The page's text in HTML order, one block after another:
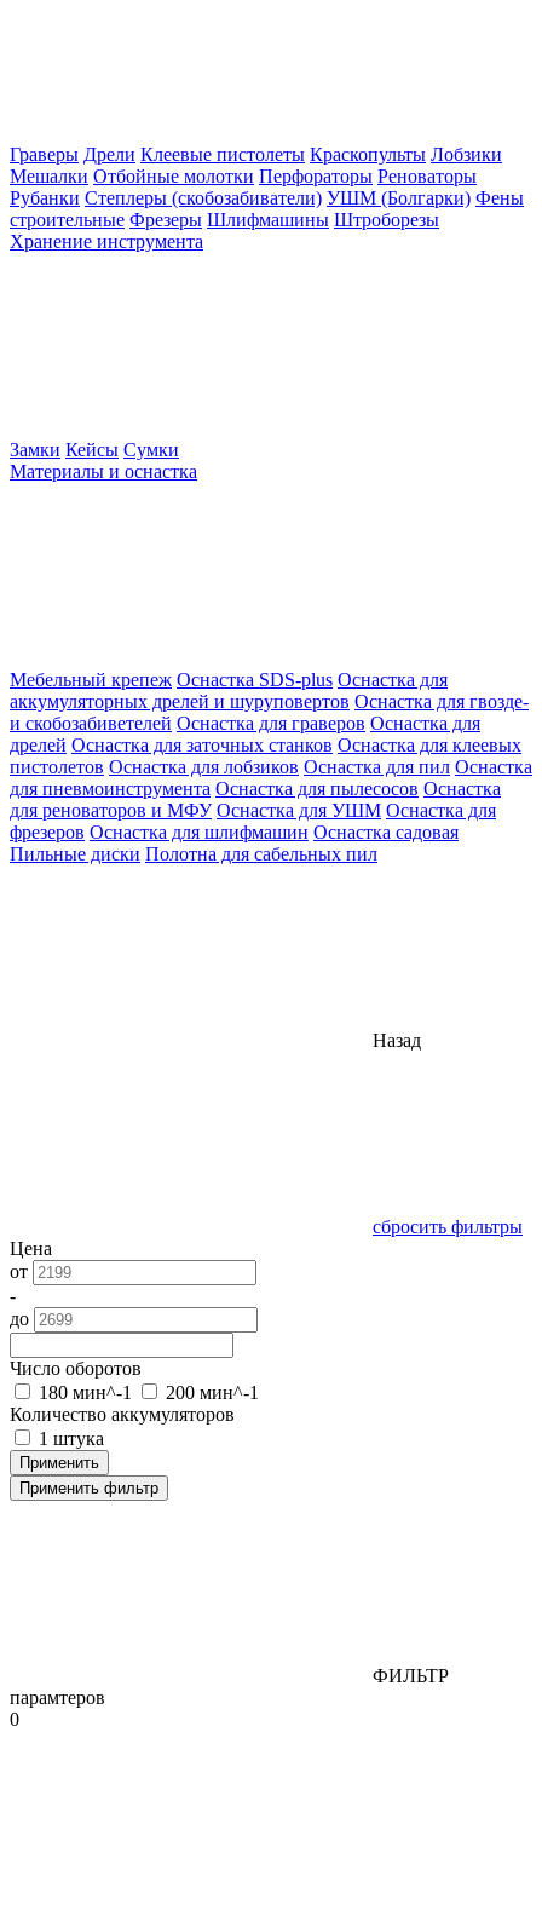
Граверы Дрели Клеевые пистолеты Краскопульты Лобзики
Мешалки Отбойные молотки Перфораторы Реноваторы
Рубанки Степлеры (скобозабиватели) УШМ (Болгарки) Фены
строительные Фрезеры Шлифмашины Штроборезы
Хранение инструмента
Замки Кейсы Сумки
Материалы и оснастка
Мебельный крепеж Оснастка SDS-plus Оснастка для
аккумуляторных дрелей и шуруповертов Оснастка для гвозде-
и скобозабиветелей Оснастка для граверов Оснастка для
дрелей Оснастка для заточных станков Оснастка для клеевых
пистолетов Оснастка для лобзиков Оснастка для пил Оснастка
для пневмоинструмента Оснастка для пылесосов Оснастка
для реноваторов и МФУ Оснастка для УШМ Оснастка для
фрезеров Оснастка для шлифмашин Оснастка садовая
Пильные диски Полотна для сабельных пил
Назад
сбросить фильтры
Цена
от
-
до
Число оборотов
180 мин^-1
200 мин^-1
Количество аккумуляторов
1 штука
Применить фильтр
ФИЛЬТР
парамтеров
0